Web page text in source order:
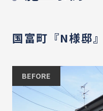
国富町『N様邸』
BEFORE